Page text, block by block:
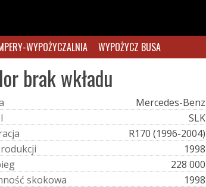
WYPOŻYCZALNIA WYPOŻYCZ BUSA
brak wkładu
Mercedes-Benz
l
SLK
acja
R170 (1996-2004)
rodukcji
1998
ieg
228 000
ność skokowa
1998